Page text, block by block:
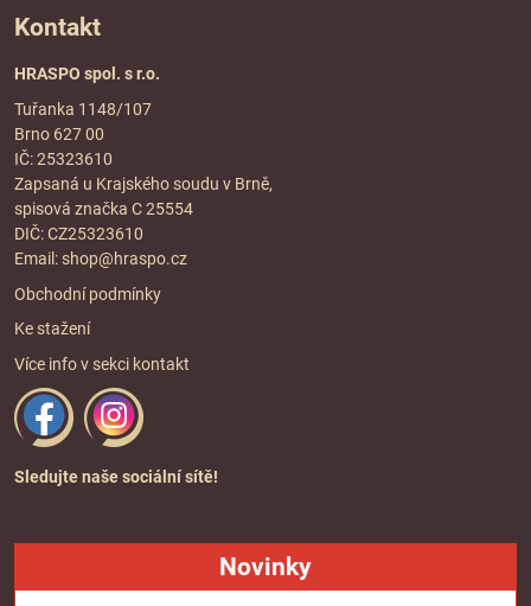
Kontakt
HRASPO spol. s r.o.
Tuřanka 1148/107
Brno 627 00
IČ: 25323610
Zapsaná u Krajského soudu v Brně,
spisová značka C 25554
DIČ: CZ25323610
Email: shop@hraspo.cz
Obchodní podmínky
Ke stažení
Více info v sekci kontakt
Sledujte naše sociální sítě!
Novinky